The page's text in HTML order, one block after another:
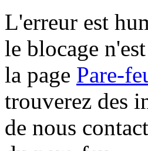
L'erreur est
le blocage
la page Pare-
trouverez des
de nous